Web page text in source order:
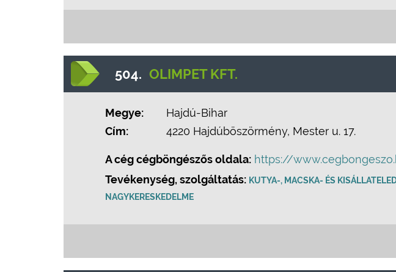
504. OLIMPET KFT.
Megye:
Hajdú-Bihar
Cím:
4220 Hajdúböszörmény, Mester u. 17.
A cég cégböngészős oldala: https://
Tevékenység, szolgáltatás: KUTYA-, MACSKA- ÉS
NAGYKERESKEDELME